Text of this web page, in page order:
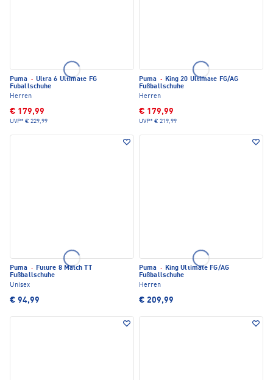
Puma · Ultra 6 Ultimate FG
Fuballschuhe
Herren
€ 179,99
UVP* € 229,99
Puma · King 20 Ultimate FG/AG
Fußballschuhe
Herren
€ 179,99
UVP* € 219,99
Puma · Future 8 Match TT
Fußballschuhe
Unisex
€ 94,99
Puma · King Ultimate FG/AG
Fußballschuhe
Herren
€ 209,99